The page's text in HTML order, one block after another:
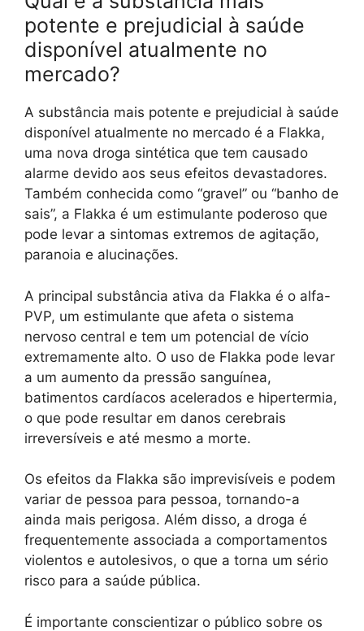
potente e prejudicial à saúde
disponível atualmente no
mercado?
A substância mais potente e prejudicial à saúde
disponível atualmente no mercado é a Flakka,
uma nova droga sintética que tem causado
alarme devido aos seus efeitos devastadores.
Também conhecida como “gravel” ou “banho de
sais”, a Flakka é um estimulante poderoso que
pode levar a sintomas extremos de agitação,
paranoia e alucinações.
A principal substância ativa da Flakka é o alfa-
PVP, um estimulante que afeta o sistema
nervoso central e tem um potencial de vício
extremamente alto. O uso de Flakka pode levar
a um aumento da pressão sanguínea,
batimentos cardíacos acelerados e hipertermia,
o que pode resultar em danos cerebrais
irreversíveis e até mesmo a morte.
Os efeitos da Flakka são imprevisíveis e podem
variar de pessoa para pessoa, tornando-a
ainda mais perigosa. Além disso, a droga é
frequentemente associada a comportamentos
violentos e autolesivos, o que a torna um sério
risco para a saúde pública.
É importante conscientizar o público sobre os